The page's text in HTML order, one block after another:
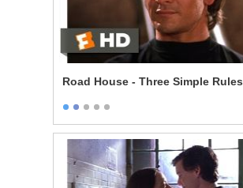
Road House - Three Simple Rules